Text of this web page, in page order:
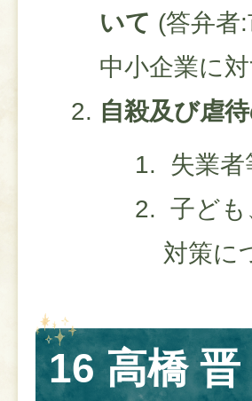
いて
(答弁者
中小企業に
自殺及び虐
失業
子ど
対策に
16 高橋